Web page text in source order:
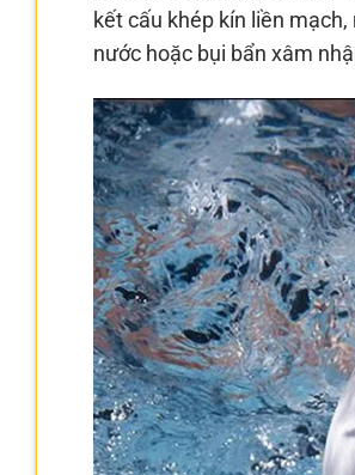
kết cấu khép kín liền
nước hoặc bụi bẩn xâm